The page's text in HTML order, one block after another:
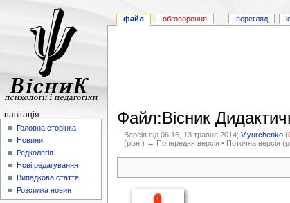
Файл:Вісник
Версія від 06:16, 13 травня 2014;V.yurchenko (
(різн.) ← Попередня версія • Поточна версія
файл обговорення перегляд
навігація
Головна сторінка
Новини
Редколегія
Нові редагування
Випадкова стаття
Розсилка новин